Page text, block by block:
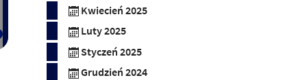
Kwiecień 2025
Luty 2025
Styczeń 2025
Grudzień 2024